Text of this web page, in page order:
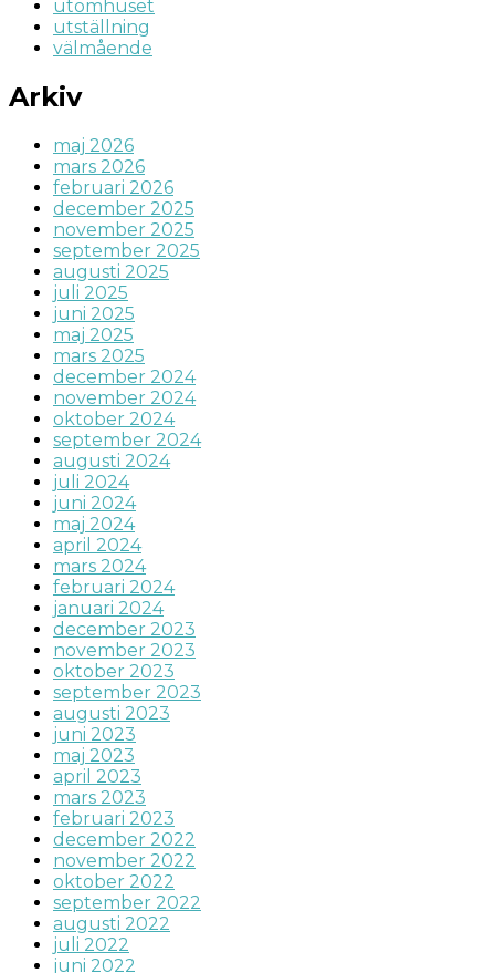
utomhuset
utställning
välmående
Arkiv
maj 2026
mars 2026
februari 2026
december 2025
november 2025
september 2025
augusti 2025
juli 2025
juni 2025
maj 2025
mars 2025
december 2024
november 2024
oktober 2024
september 2024
augusti 2024
juli 2024
juni 2024
maj 2024
april 2024
mars 2024
februari 2024
januari 2024
december 2023
november 2023
oktober 2023
september 2023
augusti 2023
juni 2023
maj 2023
april 2023
mars 2023
februari 2023
december 2022
november 2022
oktober 2022
september 2022
augusti 2022
juli 2022
juni 2022